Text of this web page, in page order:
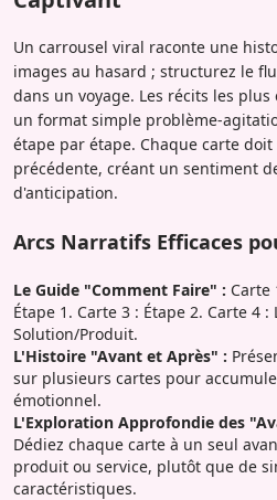
Un carrousel viral raconte une
images au hasard ; structurez le
dans un voyage. Les récits les
un format simple problème-
étape par étape. Chaque carte
précédente, créant un sentiment
d'anticipation.
Arcs Narratifs Efficaces
Le Guide "Comment Faire" : Carte
Étape 1. Carte 3 : Étape 2. Carte 4
Solution/Produit.
L'Histoire "Avant et Après" :
sur plusieurs cartes pour
émotionnel.
L'Exploration Approfondie des
Dédiez chaque carte à un seul
produit ou service, plutôt que de
caractéristiques.